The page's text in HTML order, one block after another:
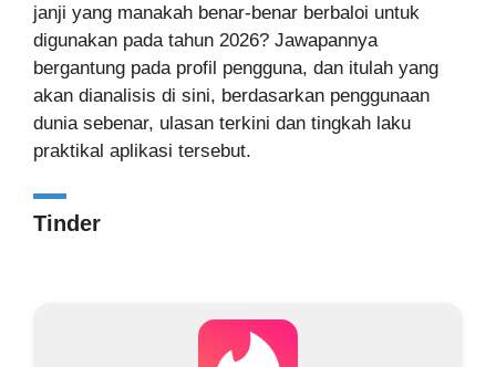
janji yang manakah benar-benar berbaloi untuk
digunakan pada tahun 2026? Jawapannya
bergantung pada profil pengguna, dan itulah yang
akan dianalisis di sini, berdasarkan penggunaan
dunia sebenar, ulasan terkini dan tingkah laku
praktikal aplikasi tersebut.
Tinder